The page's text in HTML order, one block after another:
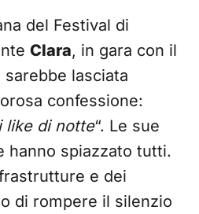
del Festival di
Clara, in gara con il
sarebbe lasciata
confessione:
like di notte“. Le sue
hanno spiazzato tutti.
e dei
di rompere il silenzio